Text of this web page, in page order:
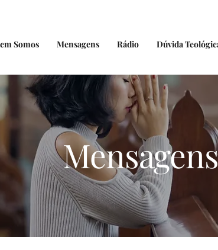
Somos Mensagens Rádio Dúvida